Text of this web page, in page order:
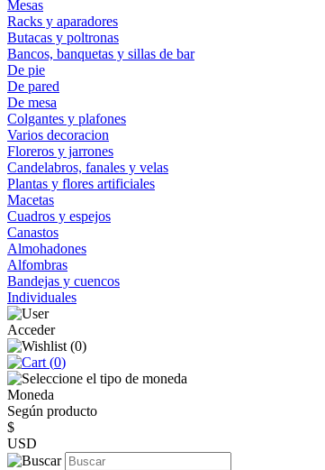
Mesas
Racks y aparadores
Butacas y poltronas
Bancos, banquetas y sillas de bar
De pie
De pared
De mesa
Colgantes y plafones
Varios decoracion
Floreros y jarrones
Candelabros, fanales y velas
Plantas y flores artificiales
Macetas
Cuadros y espejos
Canastos
Almohadones
Alfombras
Bandejas y cuencos
Individuales
Acceder
(0)
(0)
Moneda
Según producto
$
USD